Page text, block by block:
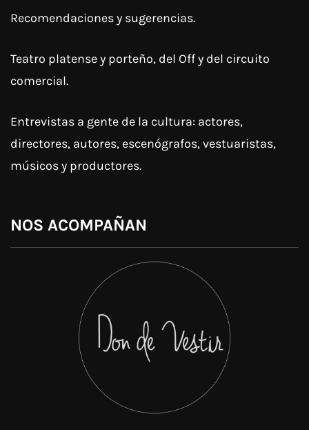
Recomendaciones y sugerencias.
Teatro platense y porteño, del Off y del circuito
comercial.
Entrevistas a gente de la cultura: actores,
directores, autores, escenógrafos, vestuaristas,
músicos y productores.
NOS ACOMPAÑAN